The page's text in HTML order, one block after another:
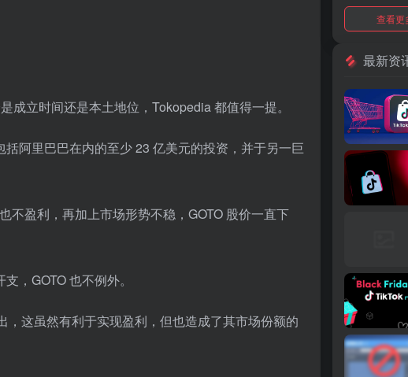
立时间还是本土地位，Tokopedia 都值得一提。
括阿里巴巴在内的至少 23 亿美元的投资，并于另一巨
不盈利，再加上市场形势不稳，GOTO 股价一直下
，GOTO 也不例外。
，这虽然有利于实现盈利，但也造成了其市场份额的
3 月前
TikTok
3 月前
AI 购物
者接受
3 月前
TikTok
品牌可
3 月前
音乐节
营收突
越南监
Shop涨
3 月前
TikTok
土品牌
查看更
最新资